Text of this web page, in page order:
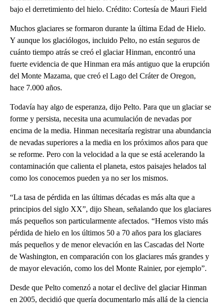
bajo el derretimiento del hielo. Crédito: Cortesía de Mauri Field
Muchos glaciares se formaron durante la última Edad de Hielo.
Y aunque los glaciólogos, incluido Pelto, no están seguros de
cuánto tiempo atrás se creó el glaciar Hinman, encontró una
fuerte evidencia de que Hinman era más antiguo que la erupción
del Monte Mazama, que creó el Lago del Cráter de Oregon,
hace 7.000 años.
Todavía hay algo de esperanza, dijo Pelto. Para que un glaciar se
forme y persista, necesita una acumulación de nevadas por
encima de la media. Hinman necesitaría registrar una abundancia
de nevadas superiores a la media en los próximos años para que
se reforme. Pero con la velocidad a la que se está acelerando la
contaminación que calienta el planeta, estos paisajes helados tal
como los conocemos pueden ya no ser los mismos.
“La tasa de pérdida en las últimas décadas es más alta que a
principios del siglo XX”, dijo Shean, señalando que los glaciares
más pequeños son particularmente afectados. “Hemos visto más
pérdida de hielo en los últimos 50 a 70 años para los glaciares
más pequeños y de menor elevación en las Cascadas del Norte
de Washington, en comparación con los glaciares más grandes y
de mayor elevación, como los del Monte Rainier, por ejemplo”.
Desde que Pelto comenzó a notar el declive del glaciar Hinman
en 2005, decidió que quería documentarlo más allá de la ciencia